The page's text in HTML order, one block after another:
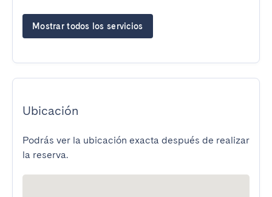
Mostrar todos los servicios
Ubicación
Podrás ver la ubicación exacta después de realizar
la reserva.